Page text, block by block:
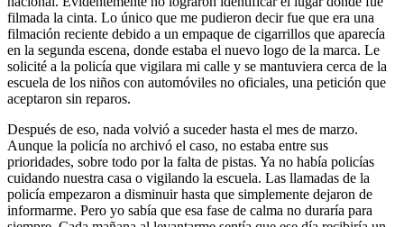
filmada la cinta. Lo único que me pudieron decir fue que era una
filmación reciente debido a un empaque de cigarrillos que aparecía
en la segunda escena, donde estaba el nuevo logo de la marca. Le
solicité a la policía que vigilara mi calle y se mantuviera cerca de la
escuela de los niños con automóviles no oficiales, una petición que
aceptaron sin reparos.
Después de eso, nada volvió a suceder hasta el mes de marzo.
Aunque la policía no archivó el caso, no estaba entre sus
prioridades, sobre todo por la falta de pistas. Ya no había policías
cuidando nuestra casa o vigilando la escuela. Las llamadas de la
policía empezaron a disminuir hasta que simplemente dejaron de
informarme. Pero yo sabía que esa fase de calma no duraría para